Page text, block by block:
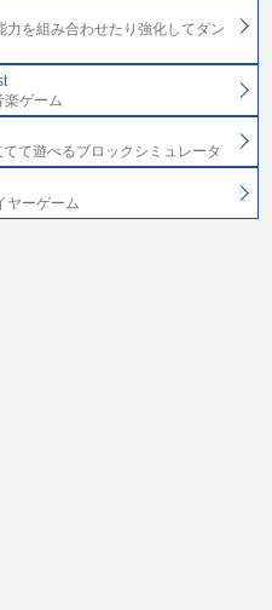
を組み合わせたり強化してダン
楽ゲーム
て遊べるブロックシミュレータ
ヤーゲーム